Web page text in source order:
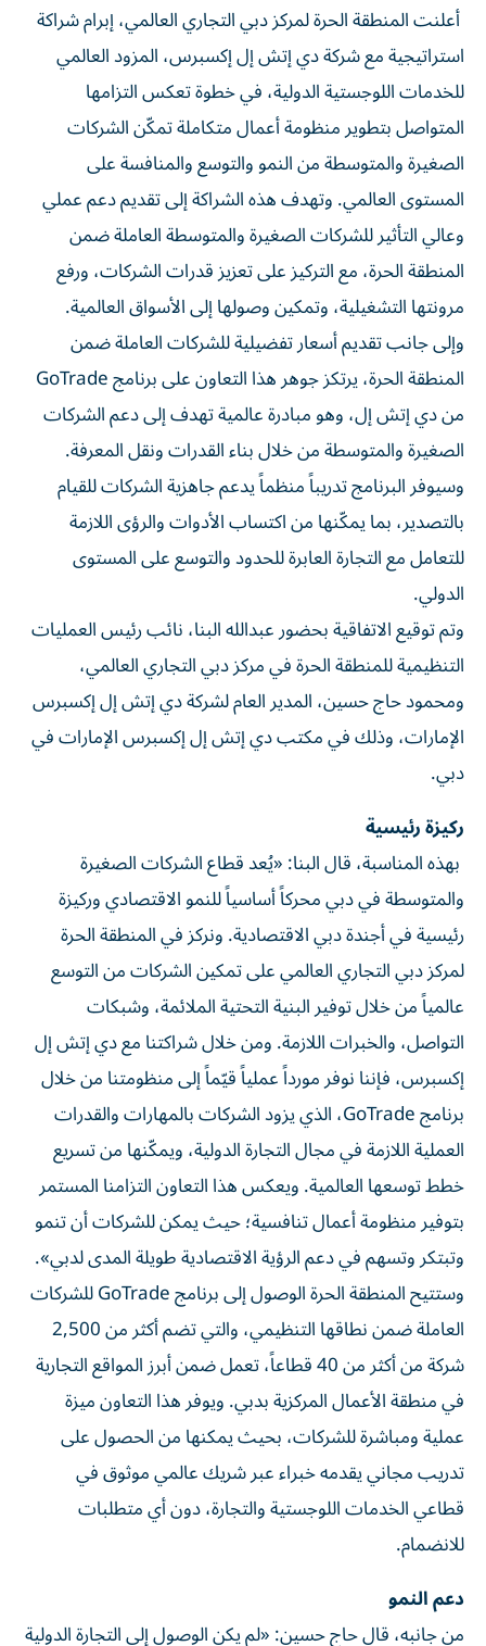
أعلنت المنطقة الحرة لمركز دبي التجاري العالمي، إبرام شراكة
استراتيجية مع شركة دي إتش إل إكسبرس، المزود العالمي
للخدمات اللوجستية الدولية، في خطوة تعكس التزامها
المتواصل بتطوير منظومة أعمال متكاملة تمكّن الشركات
الصغيرة والمتوسطة من النمو والتوسع والمنافسة على
المستوى العالمي. وتهدف هذه الشراكة إلى تقديم دعم عملي
وعالي التأثير للشركات الصغيرة والمتوسطة العاملة ضمن
المنطقة الحرة، مع التركيز على تعزيز قدرات الشركات، ورفع
مرونتها التشغيلية، وتمكين وصولها إلى الأسواق العالمية.
وإلى جانب تقديم أسعار تفضيلية للشركات العاملة ضمن
المنطقة الحرة، يرتكز جوهر هذا التعاون على برنامج GoTrade
من دي إتش إل، وهو مبادرة عالمية تهدف إلى دعم الشركات
الصغيرة والمتوسطة من خلال بناء القدرات ونقل المعرفة.
وسيوفر البرنامج تدريباً منظماً يدعم جاهزية الشركات للقيام
بالتصدير، بما يمكّنها من اكتساب الأدوات والرؤى اللازمة
للتعامل مع التجارة العابرة للحدود والتوسع على المستوى
الدولي.
وتم توقيع الاتفاقية بحضور عبدالله البنا، نائب رئيس العمليات
التنظيمية للمنطقة الحرة في مركز دبي التجاري العالمي،
ومحمود حاج حسين، المدير العام لشركة دي إتش إل إكسبرس
الإمارات، وذلك في مكتب دي إتش إل إكسبرس الإمارات في
دبي.
ركيزة رئيسية
بهذه المناسبة، قال البنا: «يُعد قطاع الشركات الصغيرة
والمتوسطة في دبي محركاً أساسياً للنمو الاقتصادي وركيزة
رئيسية في أجندة دبي الاقتصادية. ونركز في المنطقة الحرة
لمركز دبي التجاري العالمي على تمكين الشركات من التوسع
عالمياً من خلال توفير البنية التحتية الملائمة، وشبكات
التواصل، والخبرات اللازمة. ومن خلال شراكتنا مع دي إتش إل
إكسبرس، فإننا نوفر مورداً عملياً قيّماً إلى منظومتنا من خلال
برنامج GoTrade، الذي يزود الشركات بالمهارات والقدرات
العملية اللازمة في مجال التجارة الدولية، ويمكّنها من تسريع
خطط توسعها العالمية. ويعكس هذا التعاون التزامنا المستمر
بتوفير منظومة أعمال تنافسية؛ حيث يمكن للشركات أن تنمو
وتبتكر وتسهم في دعم الرؤية الاقتصادية طويلة المدى لدبي».
وستتيح المنطقة الحرة الوصول إلى برنامج GoTrade للشركات
العاملة ضمن نطاقها التنظيمي، والتي تضم أكثر من 2,500
شركة من أكثر من 40 قطاعاً، تعمل ضمن أبرز المواقع التجارية
في منطقة الأعمال المركزية بدبي. ويوفر هذا التعاون ميزة
عملية ومباشرة للشركات، بحيث يمكنها من الحصول على
تدريب مجاني يقدمه خبراء عبر شريك عالمي موثوق في
قطاعي الخدمات اللوجستية والتجارة، دون أي متطلبات
للانضمام.
دعم النمو
من جانبه، قال حاج حسين: «لم يكن الوصول إلى التجارة الدولية